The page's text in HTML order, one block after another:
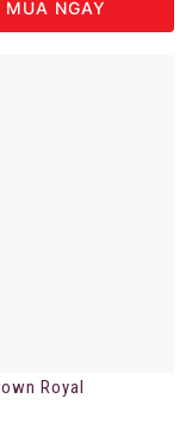
MUA NGAY
Royal